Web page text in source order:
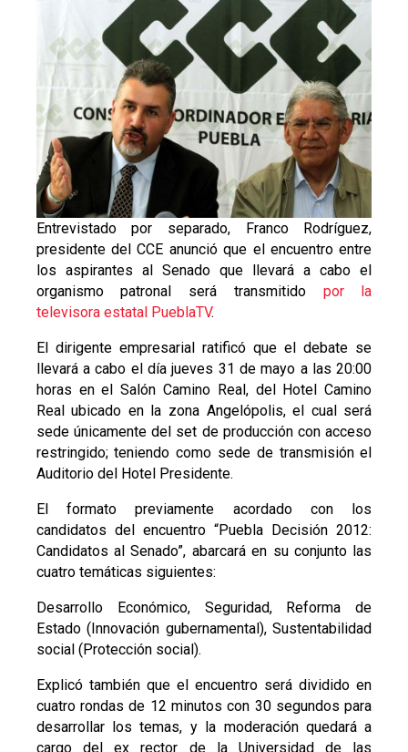
Entrevistado por separado, Franco Rodríguez,
presidente del CCE anunció que el encuentro entre
los aspirantes al Senado que llevará a cabo el
organismo patronal será transmitido por la
televisora estatal PueblaTV.
El dirigente empresarial ratificó que el debate se
llevará a cabo el día jueves 31 de mayo a las 20:00
horas en el Salón Camino Real, del Hotel Camino
Real ubicado en la zona Angelópolis, el cual será
sede únicamente del set de producción con acceso
restringido; teniendo como sede de transmisión el
Auditorio del Hotel Presidente.
El formato previamente acordado con los
candidatos del encuentro “Puebla Decisión 2012:
Candidatos al Senado”, abarcará en su conjunto las
cuatro temáticas siguientes:
Desarrollo Económico, Seguridad, Reforma de
Estado (Innovación gubernamental), Sustentabilidad
social (Protección social).
Explicó también que el encuentro será dividido en
cuatro rondas de 12 minutos con 30 segundos para
desarrollar los temas, y la moderación quedará a
cargo del ex rector de la Universidad de las